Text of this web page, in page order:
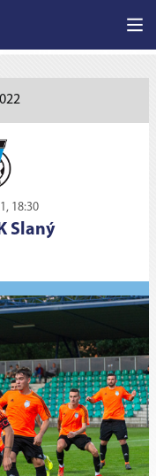
18:30
Slaný